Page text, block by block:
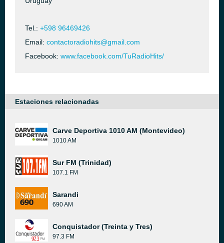
Tel.: +598 96469426
Email: contactoradiohits@gmail.com
Facebook: www.facebook.com/TuRadioHits/
Estaciones relacionadas
Carve Deportiva 1010 AM (Montevideo)
1010 AM
Sur FM (Trinidad)
107.1 FM
Sarandi
690 AM
Conquistador (Treinta y Tres)
97.3 FM